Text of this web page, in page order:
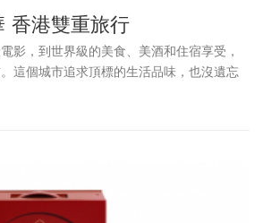
香港雙重旅行
影，到世界級的美食、美酒和住宿享受，
這個城市追求頂標的生活品味，也沒遺忘
趟香港旅行、兩種體驗，感受香港新舊並